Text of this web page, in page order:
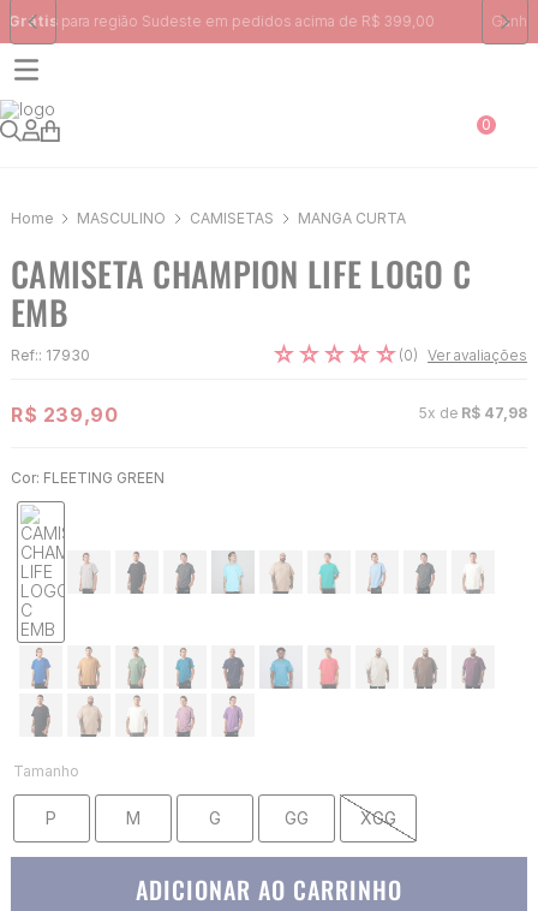
Ganhe 10% na primeira compra, utilizando o cupom:PRIMEIRA10
0
MASCULINO CAMISETAS MANGA CURTA
CAMISETA CHAMPION LIFE LOGO C
EMB
Ref:: 17930 ☆☆☆☆ ☆ (0) Ver avaliações
R$ 239,90 5x de R$ 47 98
Cor: FLEETING GREEN
Tamanho
P M G GG XGG
ADICIONAR AO CARRINHO